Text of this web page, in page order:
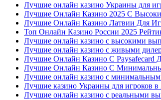
Лучшие онлайн казино Украины для
Лучшие Онлайн Казино 2025 С
Лучшие Онлайн Казино Латвии Для
Топ Онлайн Казино России 2025
Лучшие онлайн казино с высокими
Лучшие онлайн казино с живыми
Лучшие Онлайн Казино С Paysafecard
Лучшие Онлайн Казино С
Лучшие онлайн казино с минимальным
Лучшие казино Украины для игроков в
Лучшие онлайн казино с реальными